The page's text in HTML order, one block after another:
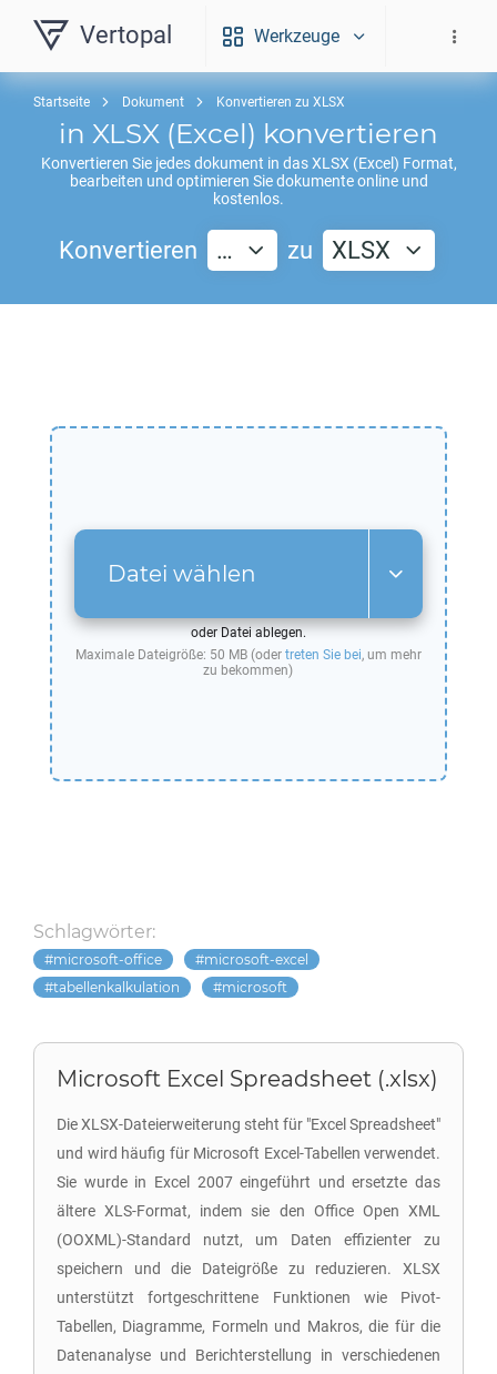
Vertopal Werkzeuge
Startseite Dokument Konvertieren zu XLSX
in XLSX (Excel) konvertieren
Konvertieren Sie jedes dokument in dasXLSX (Excel) Format,
bearbeiten und optimieren Sie dokumente online und
kostenlos.
Konvertieren … zu XLSX
Datei wählen
oder Datei ablegen.
Maximale Dateigröße: 50 MB (oder treten Sie bei, um mehr
zu bekommen)
Schlagwörter:
microsoft-office
microsoft-excel
tabellenkalkulation
microsoft
Microsoft Excel Spreadsheet (.xlsx)
Die XLSX-Dateierweiterung steht für "Excel Spreadsheet"
und wird häufig für Microsoft Excel-Tabellen verwendet.
Sie wurde in Excel 2007 eingeführt und ersetzte das
ältere XLS-Format, indem sie den Office Open XML
(OOXML)-Standard nutzt, um Daten effizienter zu
speichern und die Dateigröße zu reduzieren. XLSX
unterstützt fortgeschrittene Funktionen wie Pivot-
Tabellen, Diagramme, Formeln und Makros, die für die
Datenanalyse und Berichterstellung in verschiedenen